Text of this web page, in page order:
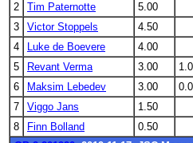
2
Tim Paternotte 5.00
3
Victor Stoppels 4.50
4
Luke de Boevere 4.00
5
Revant Verma 3.00
6
Maksim Lebedev 3.00
7
Viggo Jans 1.50
8
Finn Bolland 0.50